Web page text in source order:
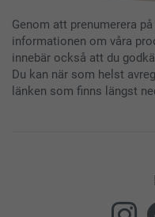
Genom att prenumerera
informationen om våra
innebär också att du
Du kan när som helst
länken som finns längst